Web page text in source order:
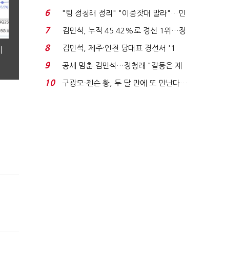
'1위 탈환'(종합)...
6
"팀 정청래 정리" "이중잣대 말라"…민
주 최고위원 계파 다...
7
김민석, 누적 45.42%로 경선 1위…정
청래와 격차 0.86%p(...
8
김민석, 제주·인천 당대표 경선서 '1
위'(1보)...
9
공세 멈춘 김민석…정청래 "갈등은 제
가 수습"
10
구광모-젠슨 황, 두 달 만에 또 만난다…